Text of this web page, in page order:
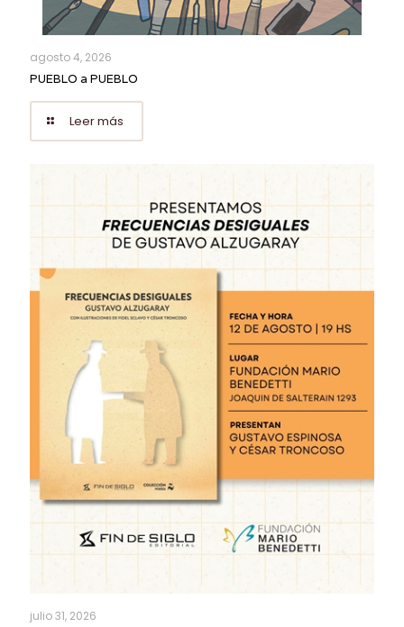
agosto 4, 2026
PUEBLO a PUEBLO
Leer más
julio 31, 2026